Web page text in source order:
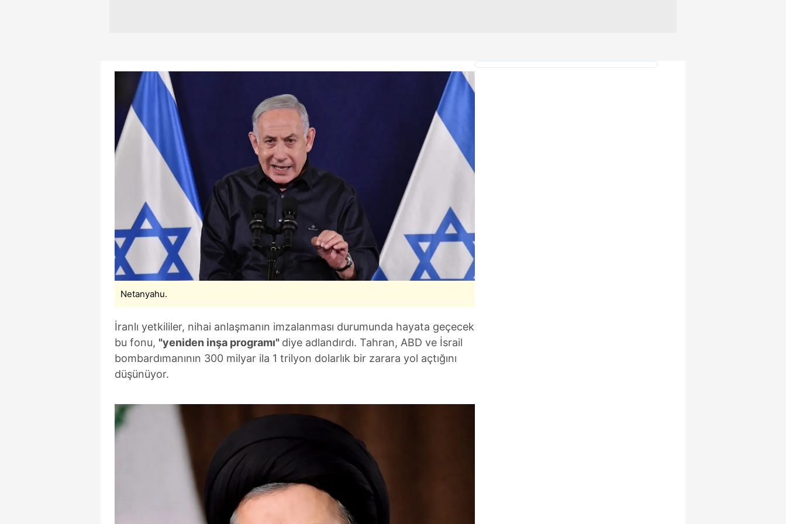
Netanyahu.
İranlı yetkililer, nihai anlaşmanın imzalanması durumunda hayata geçecek
bu fonu, "yeniden inşa programı" diye adlandırdı. Tahran, ABD ve İsrail
bombardımanının 300 milyar ila 1 trilyon dolarlık bir zarara yol açtığını
düşünüyor.